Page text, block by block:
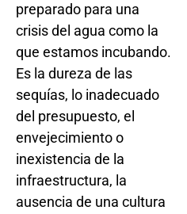
preparado para una
crisis del agua como la
que estamos incubando.
Es la dureza de las
sequías, lo inadecuado
del presupuesto, el
envejecimiento o
inexistencia de la
infraestructura, la
ausencia de una cultura